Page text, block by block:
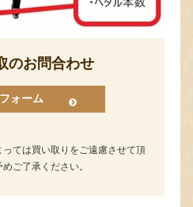
のお問合わせ
ォーム
ては買い取りをご遠慮させて頂
ご了承ください。